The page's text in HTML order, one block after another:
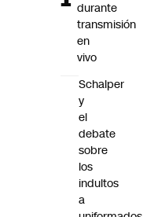
durante
transmisión
en
vivo
Schalper
y
el
debate
sobre
los
indultos
a